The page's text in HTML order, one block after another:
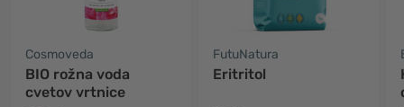
Cosmoveda
BIO rožna voda
cvetov vrtnice
FutuNatura
Eritritol